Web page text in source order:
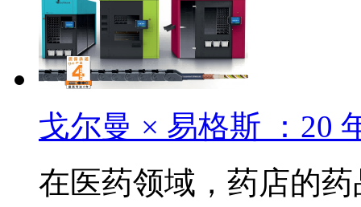
戈尔曼 × 易格斯 ：20
在医药领域，药店的